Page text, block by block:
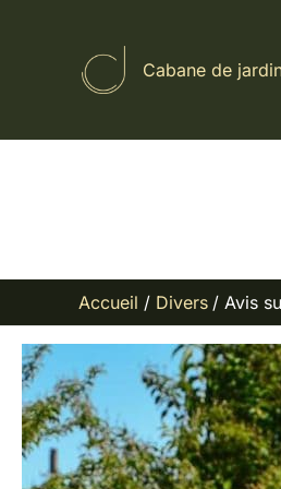
Cabane de
Accueil Divers Avis